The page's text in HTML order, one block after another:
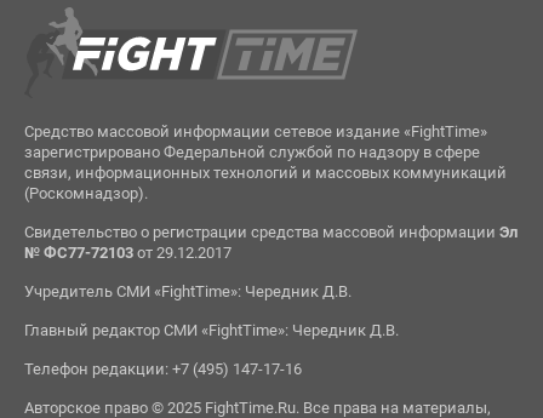
Средство массовой информации сетевое издание «FightTime»
зарегистрировано Федеральной службой по надзору в сфере
связи, информационных технологий и массовых коммуникаций
(Роскомнадзор).
Свидетельство о регистрации средства массовой информации Эл
№ ФС77-72103от 29.12.2017
Учредитель СМИ «FightTime»: Чередник Д.В.
Главный редактор СМИ «FightTime»: Чередник Д.В.
Телефон редакции: +7 (495) 147-17-16
Авторское право © 2025 FightTime.Ru. Все права на материалы,